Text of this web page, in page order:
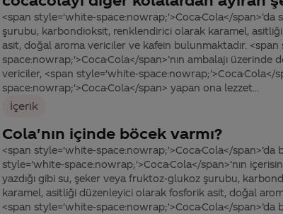
<span style='white-space:nowrap;'>Coca-Cola</span>’da
şurubu, karbondioksit, renklendirici olarak karamel,
asit, doğal aroma vericiler ve kafein bulunmaktadır.
space:nowrap;'>Coca-Cola</span>’nın ambalajı
vericiler, <span style='white-space:nowrap;'>Coca-Cola</
space:nowrap;'>Coca-Cola</span> yapan ona lezzet...
İçerik
Cola'nın içinde böcek varmı?
<span style='white-space:nowrap;'>Coca-Cola</span>’da
style='white-space:nowrap;'>Coca-Cola</span>’nın
yazdığı gibi su, şeker veya fruktoz-glukoz şurubu,
karamel, asitliği düzenleyici olarak fosforik asit, doğal
<span style='white-space:nowrap;'>Coca-Cola</span>’da